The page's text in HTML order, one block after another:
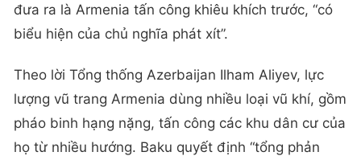
đưa ra là Armenia tấn công khiêu khích trước, “có
biểu hiện của chủ nghĩa phát xít”.
Theo lời Tổng thống Azerbaijan Ilham Aliyev, lực
lượng vũ trang Armenia dùng nhiều loại vũ khí, gồm
pháo binh hạng nặng, tấn công các khu dân cư của
họ từ nhiều hướng. Baku quyết định “tổng phản